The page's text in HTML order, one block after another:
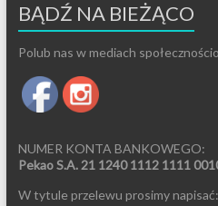
BĄDŹ NA BIEŻĄCO
Polub nas w mediach
NUMER KONTA BANKOWEGO:
Pekao S.A. 21 1240 1112 1111
W tytule przelewu prosimy napisać: